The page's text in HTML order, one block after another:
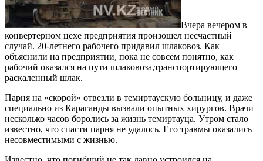
Вчера вечером в
конвертерном цехе предприятия произошел несчастный
случай. 20-летнего рабочего придавил шлаковоз. Как
объяснили на предприятии, пока не совсем понятно, как
рабочий оказался на пути шлаковоза,транспортирующего
раскаленный шлак.
Парня на «скорой» отвезли в темиртаускую больницу, и даже
специально из Караганды вызвали опытных хирургов. Врачи
несколько часов боролись за жизнь темиртауца. Утром стало
известно, что спасти парня не удалось. Его травмы оказались
несовместимыми с жизнью.